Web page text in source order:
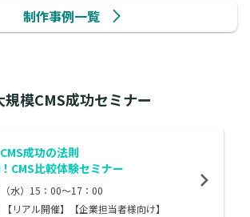
制作事例一覧
規模CMS成功セミナー
成功の法則
CMS比較体験セミナー
水）15：00～17：00
【リアル開催】【企業担当者様向け】